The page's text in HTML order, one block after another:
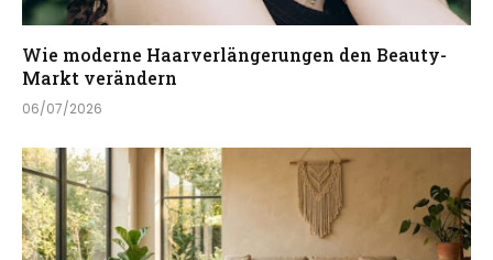
Wie moderne Haarverlängerungen den Beauty-
Markt verändern
06/07/2026